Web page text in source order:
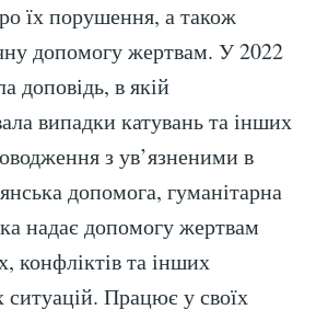
їх порушення, а також
допомогу жертвам. У 2022
доповідь, в якій
випадки катувань та інших
з ув’язненими в
допомога, гуманітарна
надає допомогу жертвам
конфліктів та інших
ситуацій. Працює у своїх